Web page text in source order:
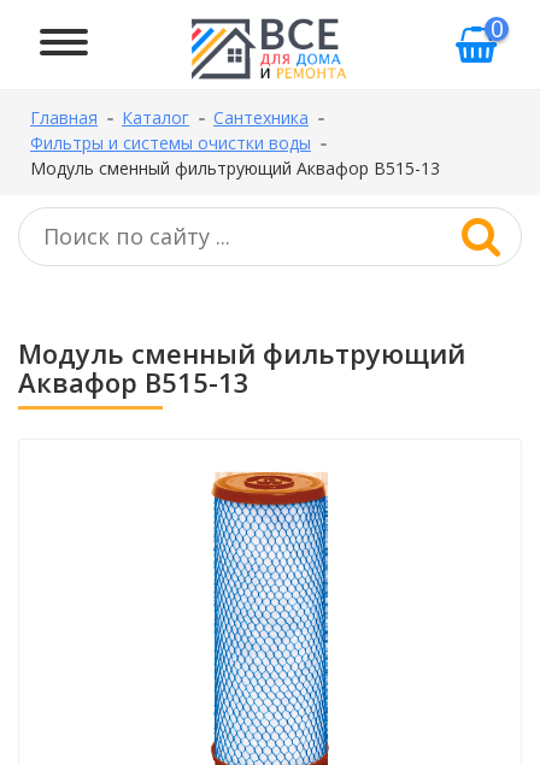
0
Главная Каталог
Сантехника
Фильтры и системы очистки воды
Модуль сменный фильтрующий Аквафор В515-13
Модуль сменный фильтрующий
Аквафор В515-13